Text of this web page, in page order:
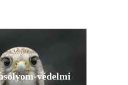
védelmi